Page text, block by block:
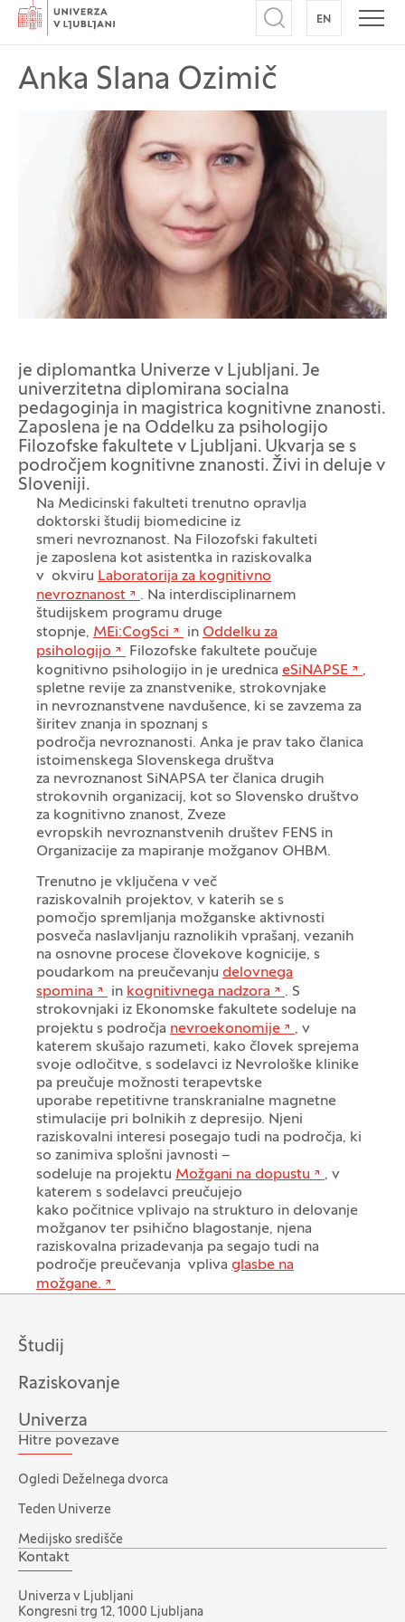
Domov
Odpri iskalnik
EN NA
Anka Slana Ozimič
je diplomantka Univerze v Ljubljani. Je
univerzitetna diplomirana socialna
pedagoginja in magistrica kognitivne znanosti.
Zaposlena je na Oddelku za psihologijo
Filozofske fakultete v Ljubljani. Ukvarja se s
področjem kognitivne znanosti. Živi in deluje v
Sloveniji.
Na Medicinski fakulteti trenutno opravlja
doktorski študij biomedicine iz
smeri nevroznanost. Na Filozofski fakulteti
je zaposlena kot asistentka in raziskovalka
v okviru Laboratorija za kognitivno
nevroznanost
. Na interdisciplinarnem
študijskem programu druge
stopnje, MEi:CogSci in Oddelku za
psihologijo
Filozofske fakultete poučuje
kognitivno psihologijo in je urednica eSiNAPSE
,
spletne revije za znanstvenike, strokovnjake
in nevroznanstvene navdušence, ki se zavzema za
širitev znanja in spoznanj s
področja nevroznanosti. Anka je prav tako članica
istoimenskega Slovenskega društva
za nevroznanost SiNAPSA ter članica drugih
strokovnih organizacij, kot so Slovensko društvo
za kognitivno znanost, Zveze
evropskih nevroznanstvenih društev FENS in
Organizacije za mapiranje možganov OHBM.
Trenutno je vključena v več
raziskovalnih projektov, v katerih se s
pomočjo spremljanja možganske aktivnosti
posveča naslavljanju raznolikih vprašanj, vezanih
na osnovne procese človekove kognicije, s
poudarkom na preučevanju delovnega
spomina
in kognitivnega nadzora
. S
strokovnjaki iz Ekonomske fakultete sodeluje na
projektu s področja nevroekonomije
, v
katerem skušajo razumeti, kako človek sprejema
svoje odločitve, s sodelavci iz Nevrološke klinike
pa preučuje možnosti terapevtske
uporabe repetitivne transkranialne magnetne
stimulacije pri bolnikih z depresijo. Njeni
raziskovalni interesi posegajo tudi na področja, ki
so zanimiva splošni javnosti –
sodeluje na projektu Možgani na dopustu
, v
katerem s sodelavci preučujejo
kako počitnice vplivajo na strukturo in delovanje
možganov ter psihično blagostanje, njena
raziskovalna prizadevanja pa segajo tudi na
področje preučevanja vpliva glasbe na
možgane.
Študij
Raziskovanje
Univerza
Hitre povezave
Ogledi Deželnega dvorca
Teden Univerze
Medijsko središče
Kontakt
Univerza v Ljubljani
Kongresni trg 12, 1000 Ljubljana